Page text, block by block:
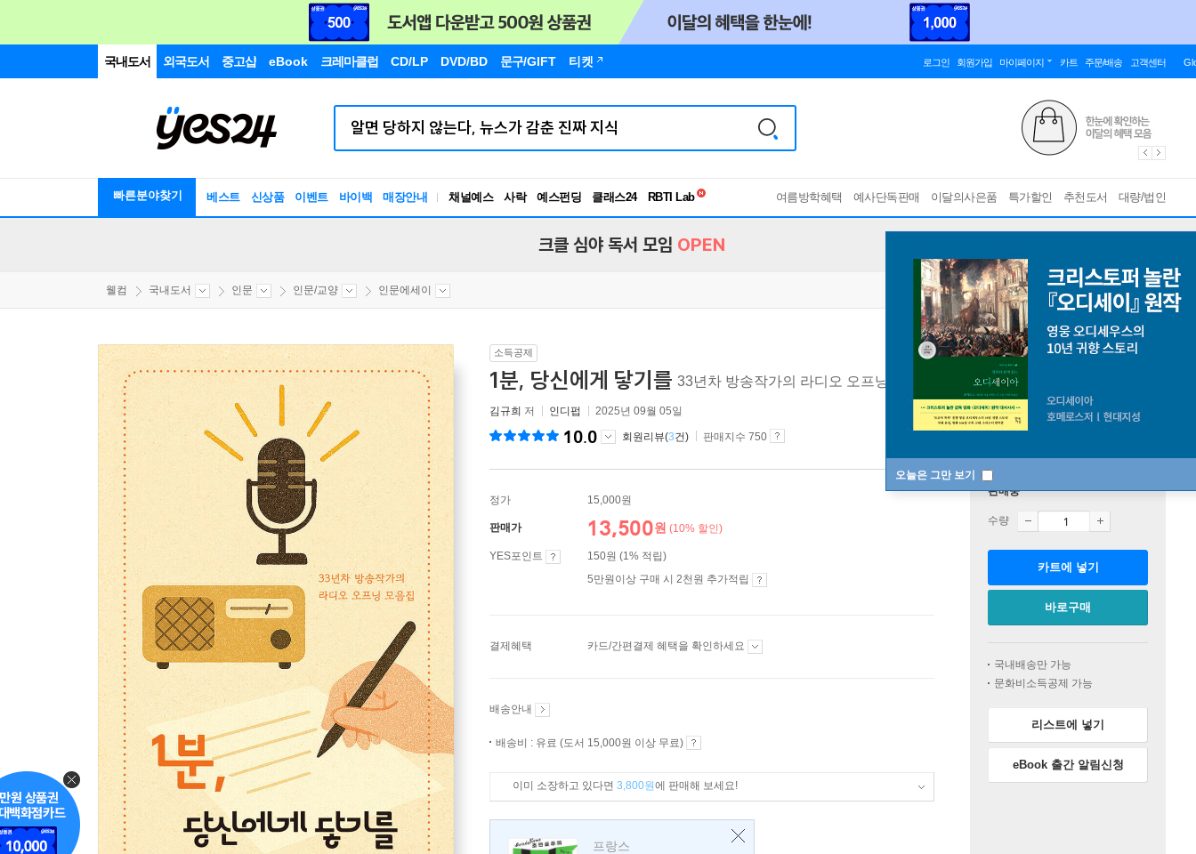
국내도서 외국도서 중고샵 eBook 크레마클럽 CD/LP DVD/BD 문구/GIFT 티켓 로그인 회원가입 마이페이지 카트 주문/배송 고객센터
빠른분야찾기 베스트 신상품 이벤트 바이백 매장안내 채널예스 사락 예스펀딩 클래스24
독서유형검사
여름방학혜택 예사단독판매 이달의사은품 특가할인 추천도서 대량/법인
오늘은 그만 보기
크클 심야 독서 모임 OPEN
웰컴 국내도서 인문 인문/교양 인문에세이
소득공제
1분, 당신에게 닿기를 33년차 방송작가의 라디오 오프닝 모음집
김규희 저 인디펍 2025년 09월 05일
10.0 회원리뷰(3건) 판매지수 750
정가 15,000원
판매가 13,500원 (10% 할인)
YES포인트
150원 (1% 적립)
5만원이상 구매 시 2천원 추가적립
결제혜택 카드/간편결제 혜택을 확인하세요
배송안내
배송비 : 유료 (도서 15,000원 이상 무료)
이미 소장하고 있다면 3,800원에 판매해 보세요!
프랑스
판매중
수량
카트에 넣기
바로구매
국내배송만 가능
문화비소득공제 가능
리스트에 넣기
eBook 출간 알림신청